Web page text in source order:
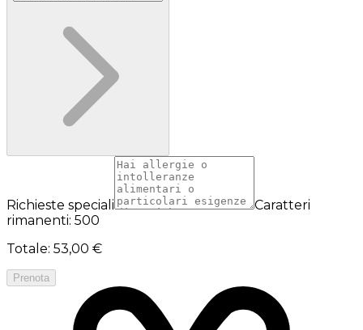
Richieste speciali
Caratteri
rimanenti: 500
Totale: 53,00 €
Prenota